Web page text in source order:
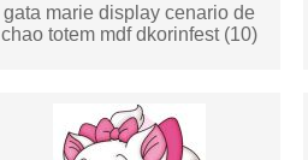
gata marie display cenario de
chao totem mdf dkorinfest (10)